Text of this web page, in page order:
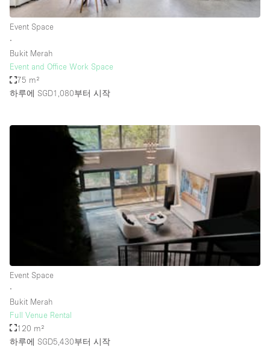
Industrial
Internet
Kitchen
Large Door Entrance
Liquor Licence
Living Space
Multiple Rooms
Office Equipment
Private Parking
Rooftop / Terrace
Security System
Smoking Area
Soundproof
Event Space
∙
Bukit Merah
Event and Office Work Space
75 m²
하루에 SGD1,080부터 시작
Event Space
∙
Bukit Merah
Full Venue Rental
120 m²
하루에 SGD5,430부터 시작